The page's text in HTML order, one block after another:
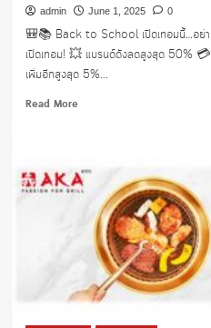
admin June 1, 2025 0
🎒📚 Back to School เปิดเทอมนี้…อย่
เปิดเทอม! 💥 แบรนด์ดังลดสูงสุด 50%
เพิ่มอีกสูงสุด 5%...
Read MoreRead
to
school
ปมันส์
50%